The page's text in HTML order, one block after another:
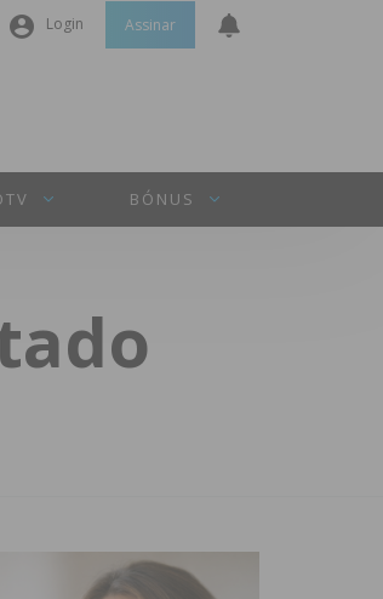
Login
Senha
INICIAR SESSÃO
Assinar
BÓNUS